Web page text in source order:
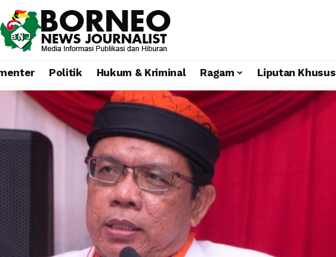
Politik Hukum & Kriminal Ragam Liputan Khusus